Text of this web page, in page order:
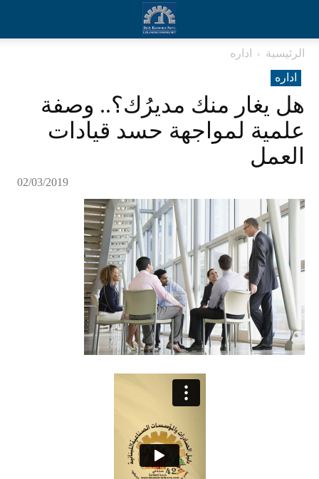
الرئيسية
اداره
اداره
هل يغار منك مديرُك؟.. وصفة
علمية لمواجهة حسد قيادات
العمل
02/03/2019